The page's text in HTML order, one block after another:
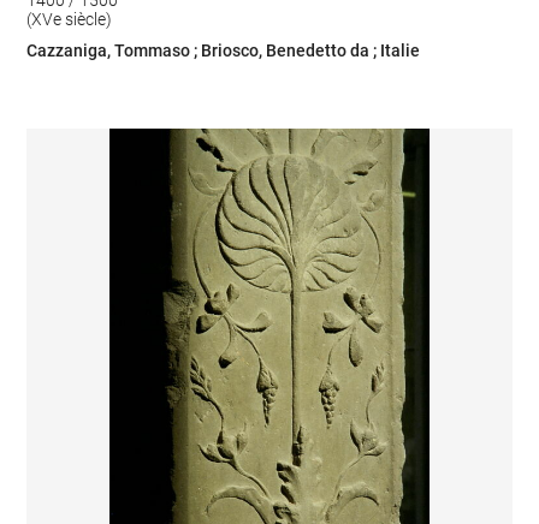
(XVe siècle)
Cazzaniga, Tommaso ; Briosco, Benedetto da ; Italie